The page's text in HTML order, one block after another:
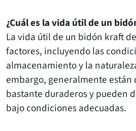
¿Cuál es la vida útil de un
La vida útil de un bidón kraft
factores, incluyendo las
almacenamiento y la
embargo, generalmente están
bastante duraderos y pueden
bajo condiciones adecuadas.